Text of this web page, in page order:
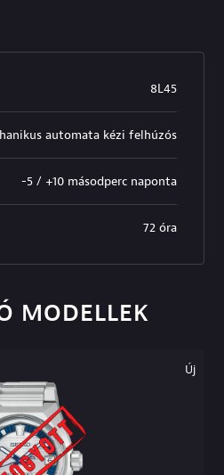
8L45
automata kézi felhúzós
-5 / +10 másodperc naponta
72 óra
MODELLEK
Új